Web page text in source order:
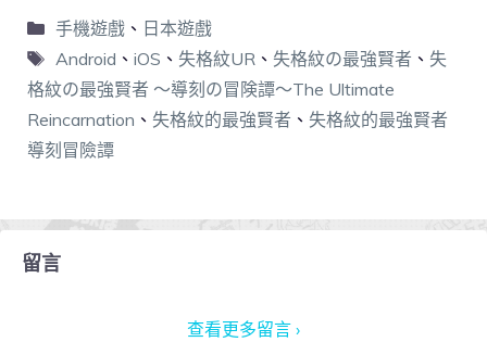
手機遊戲、 日本遊戲
Android 、 iOS 、 失格紋UR 、 失格紋の最強賢者 、 失
格紋の最強賢者 ～導刻の冒険譚～The Ultimate
Reincarnation 、 失格紋的最強賢者 、 失格紋的最強賢者
導刻冒險譚
留言
查看更多留言 ›